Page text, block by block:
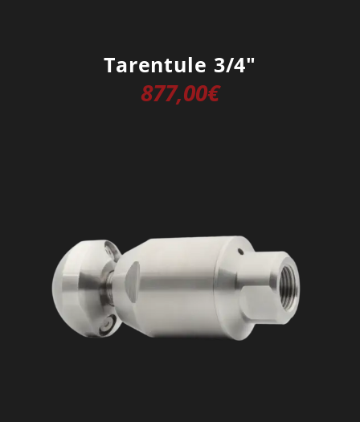
Tarentule 3/4″
877,00€